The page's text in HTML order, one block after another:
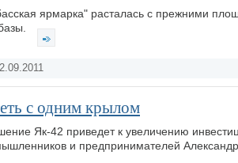
ярмарка" расталась с прежними
с одним крылом
Як-42 приведет к увеличению
и предпринимателей